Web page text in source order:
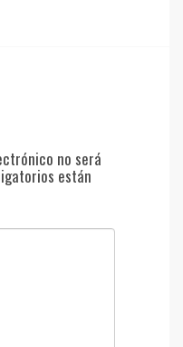
no será
están